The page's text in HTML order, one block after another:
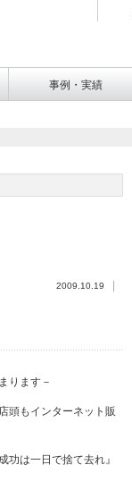
事例・実績
2009.10.19
ります－
頭もインターネット販
は一日で捨て去れ』